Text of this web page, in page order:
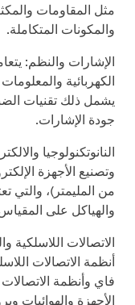
مثل المقاومات
والمكونات المتكاملة.
الإشارات والنظم:
الكهربائية
يشمل ذلك تقنيات
جودة الإشارات.
النانوتكنولوجيا
وتصنيع الأجهزة
من المليمتر)، والتي
والهياكل على
الاتصالات
أنظمة الاتصالات
فاي وأنظمة
الأجهزة والهوائيات